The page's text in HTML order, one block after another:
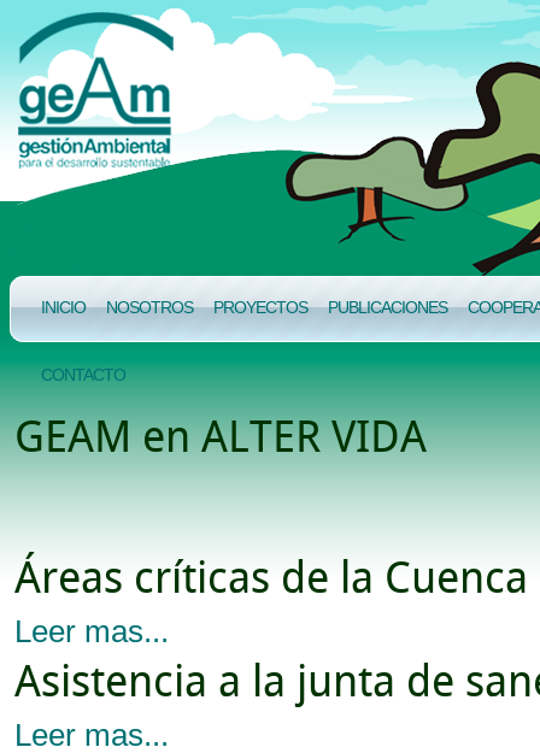
INICIO NOSOTROS PROYECTOS PUBLICACIONES
CONTACTO
GEAM en ALTER VIDA
Áreas críticas de la
Leer mas...
Asistencia a la junta de
Leer mas...